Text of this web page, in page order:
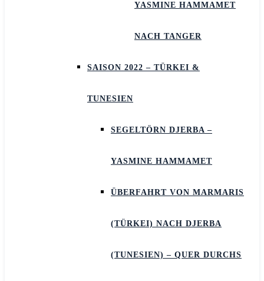
YASMINE HAMMAMET
NACH TANGER
SAISON 2022 – TÜRKEI &
TUNESIEN
SEGELTÖRN DJERBA –
YASMINE HAMMAMET
ÜBERFAHRT VON MARMARIS
(TÜRKEI) NACH DJERBA
(TUNESIEN) – QUER DURCHS